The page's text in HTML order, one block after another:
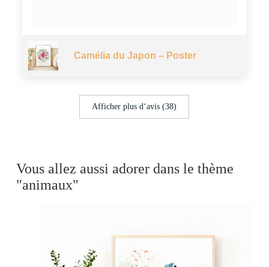
Camélia du Japon – Poster
Afficher plus d‘avis (38)
Vous allez aussi adorer dans le thème
"animaux"